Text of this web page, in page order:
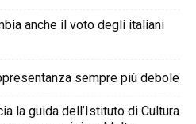
anche il voto degli italiani
sempre più debole
la guida dell’Istituto di Cultura